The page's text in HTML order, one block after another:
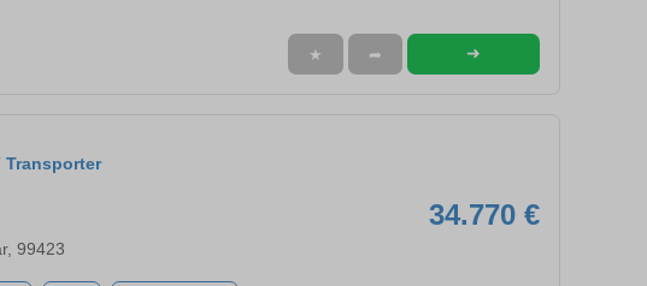
★ ➦ ➜
Transporter
34.770 €
99423